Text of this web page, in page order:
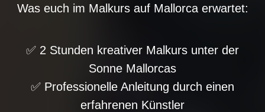
Was euch im Malkurs auf Mallorca erwartet:
✅ 2 Stunden kreativer Malkurs unter der
Sonne Mallorcas
✅ Professionelle Anleitung durch einen
erfahrenen Künstler